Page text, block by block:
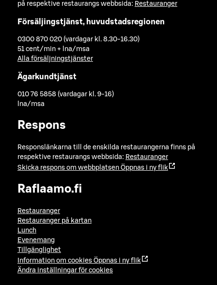
på respektive restaurangs webbsida: Restauranger
Försäljingstjänst, huvudstadsregionen
0300 870 020 (vardagar kl. 8.30-16.30)
51 cent/min + lna/msa
Alla försäljningstjänster
Ägarkundtjänst
010 76 5858 (vardagar kl. 9-16)
lna/msa
Respons
Responslänkarna till de enskilda restaurangerna finns på
respektive restaurangs webbsida: Restauranger
Skicka respons om webbplatsen Öppnas i ny flik
Raflaamo.fi
Restauranger
Restauranger på kartan
Lunch
Evenemang
Tillgänglighet
Information om cookies Öppnas i ny flik
Ändra inställningar för cookies